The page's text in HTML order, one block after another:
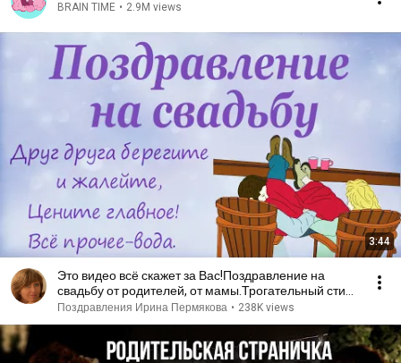
BRAIN TIME • 2.9M views
3:44
Это видео всё скажет за Вас!Поздравление на
свадьбу от родителей, от мамы.Трогательный стих,
до слёз
Поздравления Ирина Пермякова • 238K views